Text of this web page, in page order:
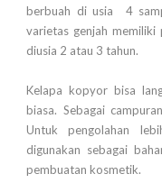
berbuah di usia 4
varietas genjah
diusia 2 atau 3 tahun.
Kelapa kopyor bisa
biasa. Sebagai
Untuk pengolahan
digunakan sebagai
pembuatan kosmetik.